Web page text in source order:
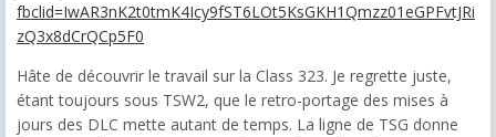
fbclid=IwAR3nK2t0tmK4Icy9fST6LOt5KsGKH1Qmzz01eGPFvtJRi
zQ3x8dCrQCp5F0
Hâte de découvrir le travail sur la Class 323. Je regrette juste,
étant toujours sous TSW2, que le retro-portage des mises à
jours des DLC mette autant de temps. La ligne de TSG donne